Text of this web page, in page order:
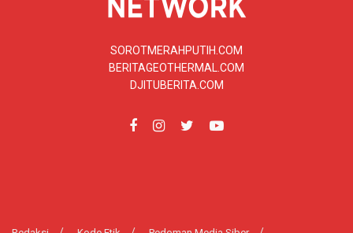
SOROTMERAHPUTIH.COM
BERITAGEOTHERMAL.COM
DJITUBERITA.COM